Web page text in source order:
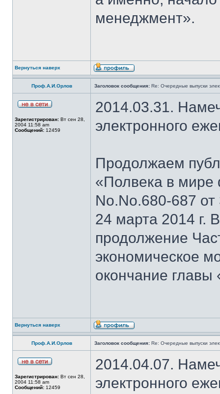
менеджмент».
Вернуться наверх
Проф.А.И.Орлов Заголовок сообщения: Re: Очередные выпуски
Зарегистрирован: Вт сен 28,
2004 11:58 am
Сообщений: 12459
2014.03.31.
электронного
Продолжаем
«Полвека в мире
No.No.680-687
24 марта 2014 г.
продолжение
экономическое
окончание
Вернуться наверх
Проф.А.И.Орлов Заголовок сообщения: Re: Очередные выпуски
Зарегистрирован: Вт сен 28,
2004 11:58 am
Сообщений: 12459
2014.04.07.
электронного